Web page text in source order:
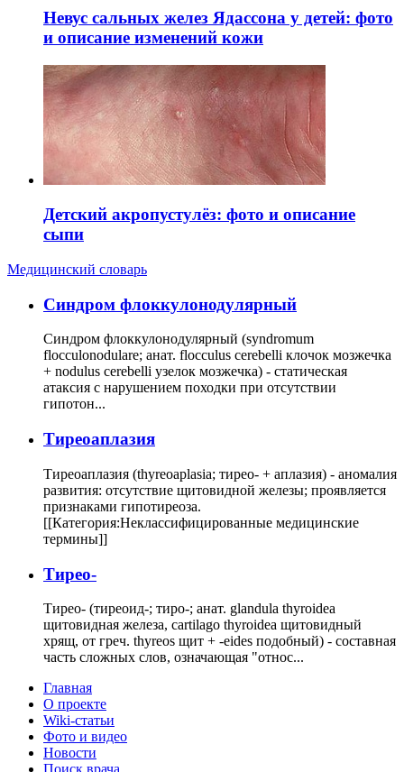
Невус сальных желез Ядассона у детей: фото
и описание изменений кожи
Детский акропустулёз: фото и описание
сыпи
Медицинский словарь
Cиндром флоккулонодулярный
Синдром флоккулонодулярный (syndromum
flocculonodulare; анат. flocculus cerebelli клочок мозжечка
+ nodulus cerebelli узелок мозжечка) - статическая
атаксия с нарушением походки при отсутствии
гипотон...
Тиреоаплазия
Тиреоаплазия (thyreoaplasia; тирео- + аплазия) - аномалия
развития: отсутствие щитовидной железы; проявляется
признаками гипотиреоза.
[[Категория:Неклассифицированные медицинские
термины]]
Тирео-
Тирео- (тиреоид-; тиро-; анат. glandula thyroidea
щитовидная железа, cartilago thyroidea щитовидный
хрящ, от греч. thyreos щит + -eides подобный) - составная
часть сложных слов, означающая "относ...
Главная
О проекте
Wiki-статьи
Фото и видео
Новости